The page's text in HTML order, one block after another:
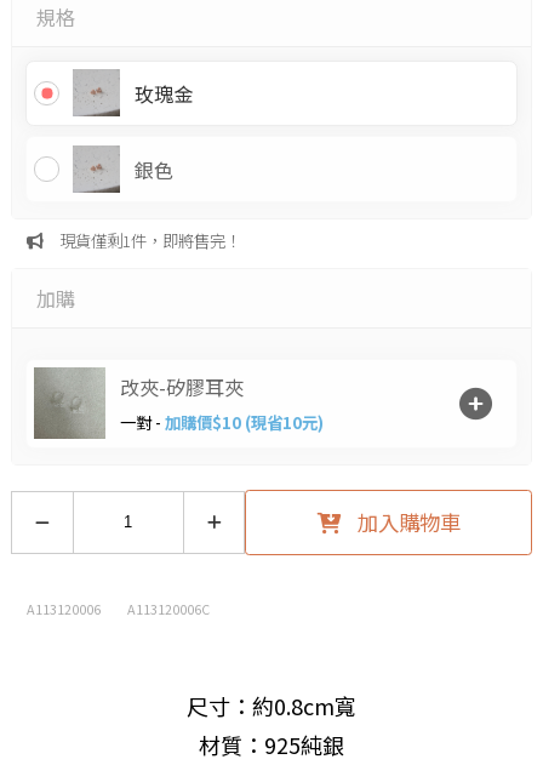
規格
玫瑰金
銀色
現貨僅剩1件，即將售完！
加購
改夾-矽膠耳夾
一對 - 加購價$10 (現省10元)
加入購物車
A113120006 A113120006C
尺寸：約0.8cm寬
材質：925純銀